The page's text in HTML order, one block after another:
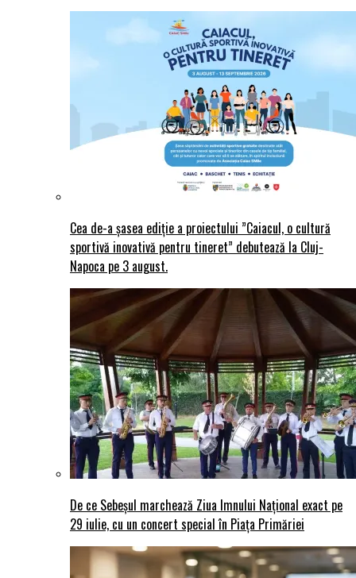
Cea de-a șasea ediție a proiectului ”Caiacul, o cultură
sportivă inovativă pentru tineret” debutează la Cluj-
Napoca pe 3 august.
De ce Sebeșul marchează Ziua Imnului Național exact pe
29 iulie, cu un concert special în Piața Primăriei